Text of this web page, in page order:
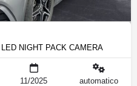
NIGHT PACK CAMERA
11/2025 automatico